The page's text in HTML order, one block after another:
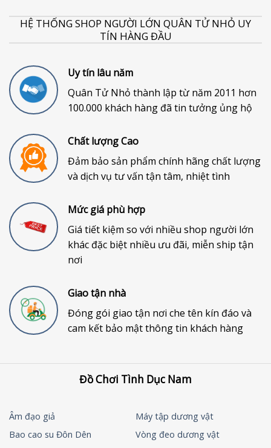
HỆ THỐNG SHOP NGƯỜI LỚN QUÂN TỬ NHỎ UY
TÍN HÀNG ĐẦU
Uy tín lâu năm
Quân Tử Nhỏ thành lập từ năm 2011 hơn
100.000 khách hàng đã tin tưởng ủng hộ
Chất lượng Cao
Đảm bảo sản phẩm chính hãng chất lượng
và dịch vụ tư vấn tận tâm, nhiệt tình
Mức giá phù hợp
Giá tiết kiệm so với nhiều shop người lớn
khác đặc biệt nhiều ưu đãi, miễn ship tận
nơi
Giao tận nhà
Đóng gói giao tận nơi che tên kín đáo và
cam kết bảo mật thông tin khách hàng
Đồ Chơi Tình Dục Nam
Âm đạo giả
Máy tập dương vật
Bao cao su Đôn Dên
Vòng đeo dương vật